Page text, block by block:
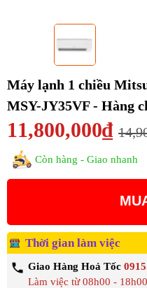
Máy lạnh 1 chiều
MSY-JY35VF - Hàng
11,800,000₫
Còn hàng - Giao nhanh
Thời gian làm việc
Giao Hàng Hoả Tốc
Làm việc từ 08h00 -